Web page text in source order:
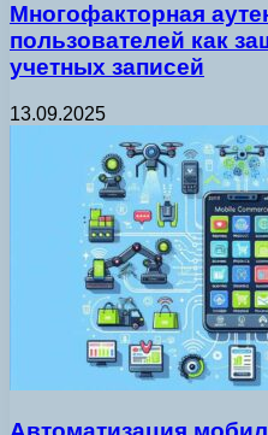
Многофакторная
пользователей как
учетных записей
13.09.2025